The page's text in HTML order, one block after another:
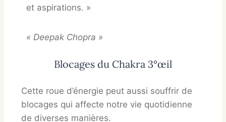
et aspirations. »
« Deepak Chopra »
Blocages du Chakra 3°œil
Cette roue d’énergie peut aussi souffrir de
blocages qui affecte notre vie quotidienne
de diverses manières.